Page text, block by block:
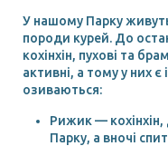
У нашому Парку
породи курей. До
кохінхін, пухові та
активні, а тому у них є
озиваються:
Рижик —
Парку, а вночі